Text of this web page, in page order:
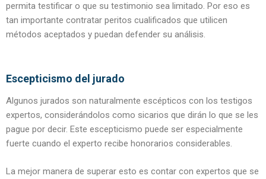
permita testificar o que su testimonio sea limitado. Por eso es
tan importante contratar peritos cualificados que utilicen
métodos aceptados y puedan defender su análisis.
Escepticismo del jurado
Algunos jurados son naturalmente escépticos con los testigos
expertos, considerándolos como sicarios que dirán lo que se les
pague por decir. Este escepticismo puede ser especialmente
fuerte cuando el experto recibe honorarios considerables.
La mejor manera de superar esto es contar con expertos que se